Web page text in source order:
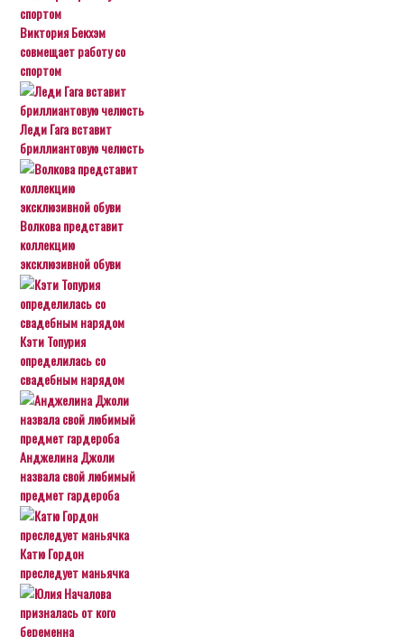
Виктория Бекхэм
совмещает работу со
спортом
Леди Гага вставит
бриллиантовую челюсть
Волкова представит
коллекцию
эксклюзивной обуви
Кэти Топурия
определилась со
свадебным нарядом
Анджелина Джоли
назвала свой любимый
предмет гардероба
Катю Гордон
преследует маньячка